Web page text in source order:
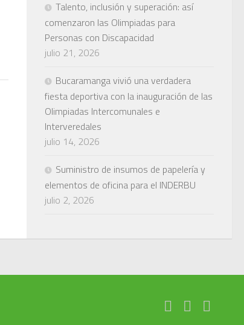
Talento, inclusión y superación: así
comenzaron las Olimpiadas para
Personas con Discapacidad
julio 21, 2026
Bucaramanga vivió una verdadera
fiesta deportiva con la inauguración de las
Olimpiadas Intercomunales e
Interveredales
julio 14, 2026
Suministro de insumos de papelería y
elementos de oficina para el INDERBU
julio 2, 2026